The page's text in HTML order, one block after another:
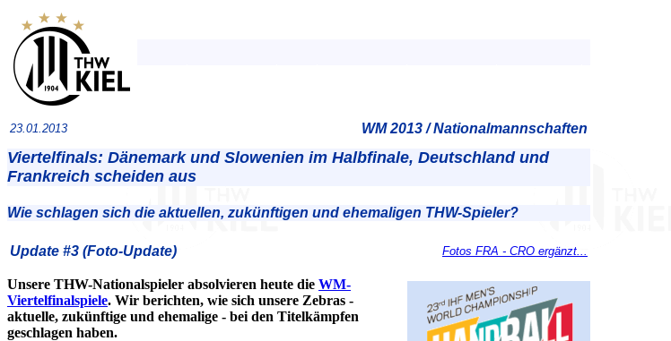
23.01.2013 WM 2013 / Nationalmannschaften
Viertelfinals: Dänemark und Slowenien im Halbfinale, Deutschland und
Frankreich scheiden aus
Wie schlagen sich die aktuellen, zukünftigen und ehemaligen THW-Spieler?
Update #3 (Foto-Update) Fotos FRA - CRO ergänzt...
Unsere THW-Nationalspieler absolvieren heute die WM-
Viertelfinalspiele. Wir berichten, wie sich unsere Zebras -
aktuelle, zukünftige und ehemalige - bei den Titelkämpfen
geschlagen haben.